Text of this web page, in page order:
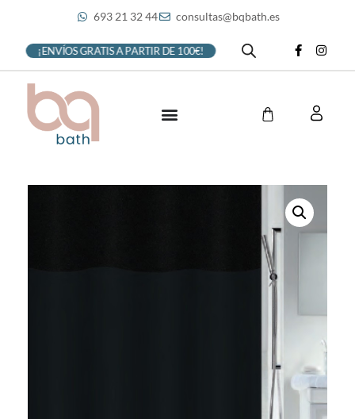
693 21 32 44 consultas@bqbath.es
¡ENVÍOS GRATIS A PARTIR DE 100€!